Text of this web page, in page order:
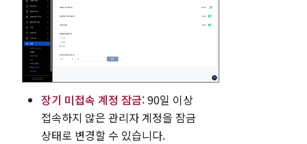
장기 미접속 계정 잠금: 90일 이상
접속하지 않은 관리자 계정을 잠금
상태로 변경할 수 있습니다.